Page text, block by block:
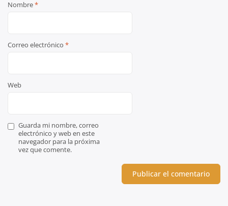
Nombre*
Correo electrónico *
Web
Guarda mi nombre, correo
electrónico y web en este
navegador para la próxima
vez que comente.